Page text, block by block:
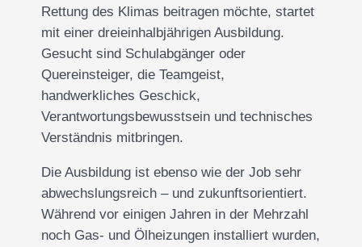
Rettung des Klimas beitragen möchte, startet
mit einer dreieinhalbjährigen Ausbildung.
Gesucht sind Schulabgänger oder
Quereinsteiger, die Teamgeist,
handwerkliches Geschick,
Verantwortungsbewusstsein und technisches
Verständnis mitbringen.
Die Ausbildung ist ebenso wie der Job sehr
abwechslungsreich – und zukunftsorientiert.
Während vor einigen Jahren in der Mehrzahl
noch Gas- und Ölheizungen installiert wurden,